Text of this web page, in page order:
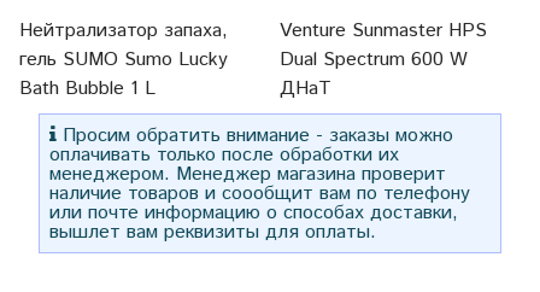
Нейтрализатор запаха,
гель SUMO Sumo Lucky
Bath Bubble 1 L
Venture Sunmaster HPS
Dual Spectrum 600 W
ДНаТ
Просим обратить внимание - заказы можно
оплачивать только после обработки их
менеджером. Менеджер магазина проверит
наличие товаров и соообщит вам по телефону
или почте информацию о способах доставки,
вышлет вам реквизиты для оплаты.